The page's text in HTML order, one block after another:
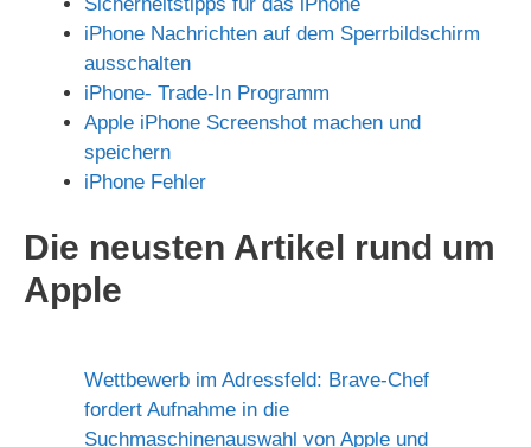
iPhone Nachrichten auf dem Sperrbildschirm
ausschalten
iPhone- Trade-In Programm
Apple iPhone Screenshot machen und
speichern
iPhone Fehler
Die neusten Artikel rund um
Apple
Wettbewerb im Adressfeld: Brave-Chef
fordert Aufnahme in die
Suchmaschinenauswahl von Apple und